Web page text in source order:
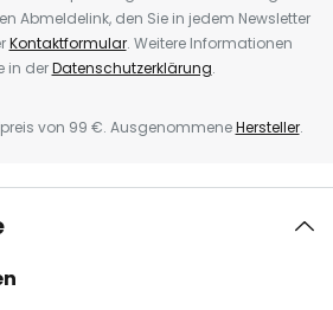
Abmeldelink, den Sie in jedem Newsletter
Kontaktformular. Weitere Informationen
in derDatenschutzerklärung.
von 99 €. AusgenommeneHersteller.